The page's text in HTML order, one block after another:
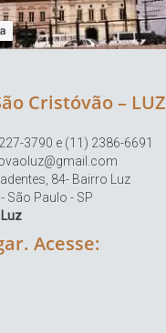
Cristóvão – LUZ
3790 e (11) 2386-6691
84- Bairro Luz
São Paulo - SP
Acesse: